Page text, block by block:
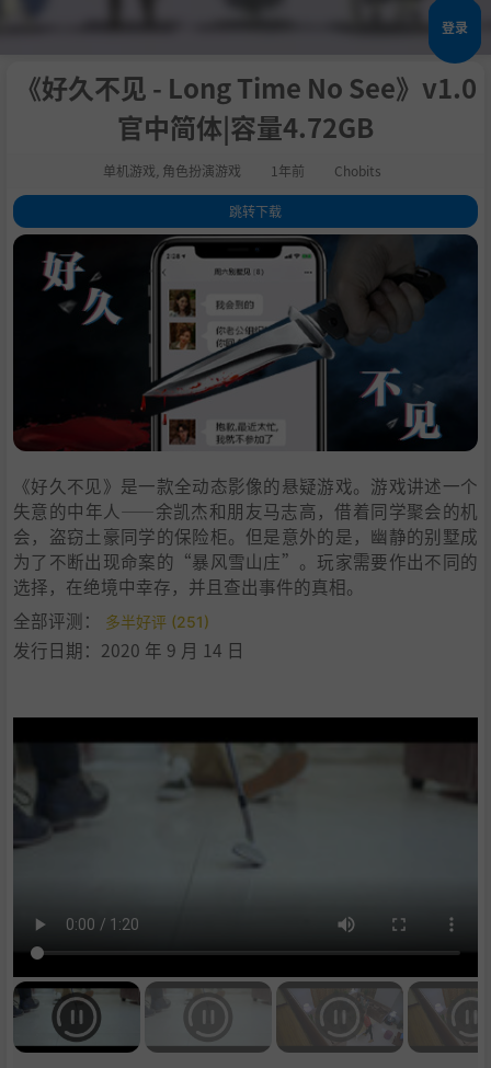
登录
《好久不见 - Long Time No See》v1.0
官中简体|容量4.72GB
单机游戏 角色扮演游戏 1年前 Chobits
跳转下载
1.关于这款游戏
系统需求
支持作者
《好久不见》是一款全动态影像的悬疑游戏。游戏讲述一个
失意的中年人——余凯杰和朋友马志高，借着同学聚会的机
会，盗窃土豪同学的保险柜。但是意外的是，幽静的别墅成
为了不断出现命案的“暴风雪山庄”。玩家需要作出不同的
选择，在绝境中幸存，并且查出事件的真相。
全部评测：
多半好评 (251)
发行日期：2020 年 9 月 14 日